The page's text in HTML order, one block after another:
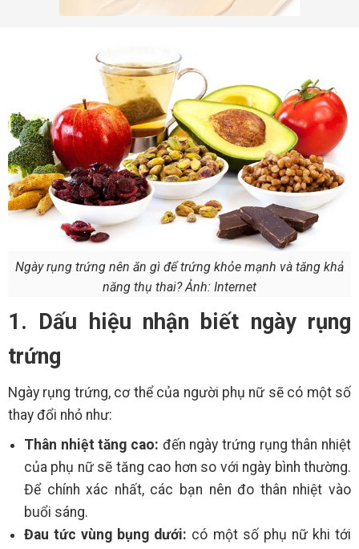
Ngày rụng trứng nên ăn gì để trứng khỏe mạnh và tăng khả
năng thụ thai? Ảnh: Internet
1. Dấu hiệu nhận biết ngày rụng
trứng
Ngày rụng trứng, cơ thể của người phụ nữ sẽ có một số
thay đổi nhỏ như:
Thân nhiệt tăng cao: đến ngày trứng rụng thân nhiệt
của phụ nữ sẽ tăng cao hơn so với ngày bình thường.
Để chính xác nhất, các bạn nên đo thân nhiệt vào
buổi sáng.
Đau tức vùng bụng dưới: có một số phụ nữ khi tới